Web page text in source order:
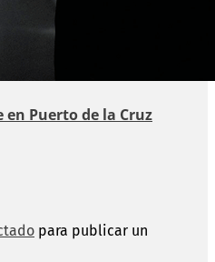
Puerto de la Cruz
para publicar un